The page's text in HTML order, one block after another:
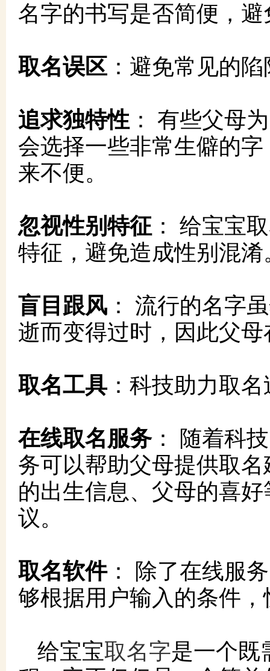
名字的书写是否简便，
取名误区 ：避免常见的陷
追求独特性 ： 有些父母
会选择一些非常生僻的
来不便。
忽视性别特征 ： 给宝宝
特征，避免造成性别混淆
盲目跟风 ： 流行的名字
逝而变得过时，因此父
取名工具 ：科技助力取
在线取名服务： 随着科
务可以帮助父母提供取
的出生信息、父母的喜
议。
取名软件： 除了在线服
够根据用户输入的条件
给宝宝取名字是一个既